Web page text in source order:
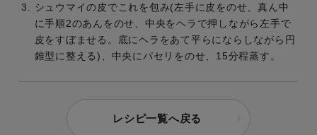
シュウマイの皮でこれを包み(左手に皮をのせ、真ん中
に手順2のあんをのせ、中央をヘラで押しながら左手で
皮をすぼませる。底にヘラをあて平らにならしながら円
錐型に整える)、中央にパセリをのせ、15分程蒸す。
レシピ一覧へ戻る